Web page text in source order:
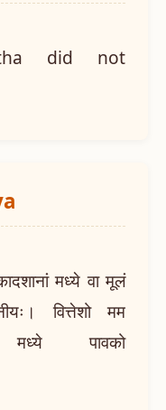
did not
मध्ये वा मूलं
वित्तेशो मम
मध्ये पावको